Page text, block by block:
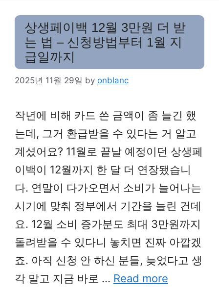
상생페이백 12월 3만원 더 받
는 법 – 신청방법부터 1월 지
급일까지
2025년 11월 29일 by onblanc
작년에 비해 카드 쓴 금액이 좀 늘긴 했
는데, 그거 환급받을 수 있다는 거 알고
계셨어요? 11월로 끝날 예정이던 상생페
이백이 12월까지 한 달 더 연장됐습니
다. 연말이 다가오면서 소비가 늘어나는
시기에 맞춰 정부에서 기간을 늘린 건데
요. 12월 소비 증가분도 최대 3만원까지
돌려받을 수 있다니 놓치면 진짜 아깝겠
죠. 아직 신청 안 하신 분들, 늦었다고 생
각 말고 지금 바로 … Read more